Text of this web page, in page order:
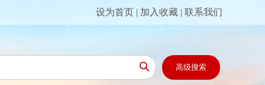
设为首页 | 加入收藏 | 联系我们
 高级搜索